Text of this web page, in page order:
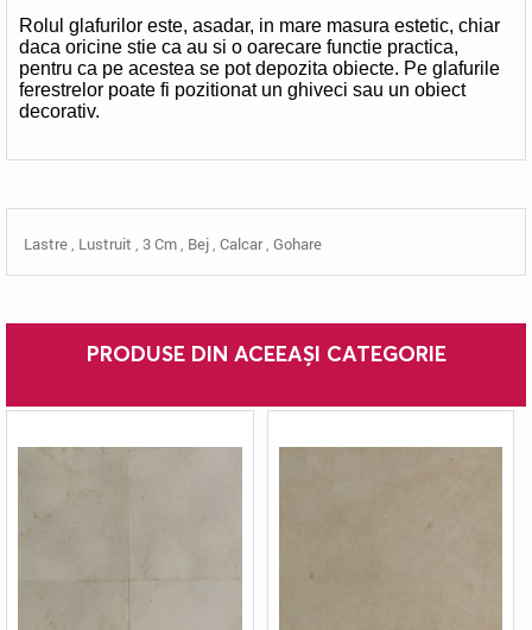
Rolul glafurilor este, asadar, in mare masura estetic, chiar
daca oricine stie ca au si o oarecare functie practica,
pentru ca pe acestea se pot depozita obiecte. Pe glafurile
ferestrelor poate fi pozitionat un ghiveci sau un obiect
decorativ.
Lastre, Lustruit , 3 Cm, Bej, Calcar, Gohare
PRODUSE DIN ACEEAȘI CATEGORIE